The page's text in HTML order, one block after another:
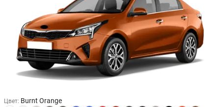
Цвет: Burnt Orange